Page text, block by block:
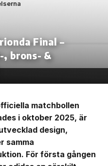
Final –
, brons- &
matchbollen
i oktober 2025, är
design,
samma
För första gången